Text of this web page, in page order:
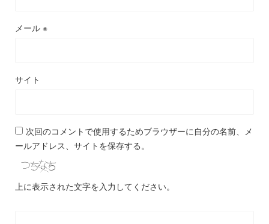
メール ※
サイト
次回のコメントで使用するためブラウザーに自分の名前、メ
ールアドレス、サイトを保存する。
上に表示された文字を入力してください。